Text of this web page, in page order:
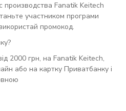
Fanatik Keitech
участником програми
промокод.
2000 грн, на Fanatik Keitech,
або на картку Приватбанку і